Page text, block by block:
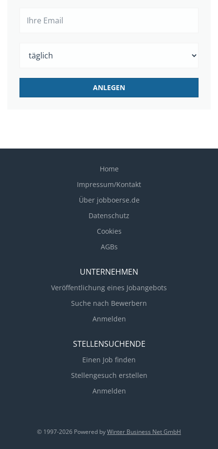
Home
Impressum/Kontakt
Über jobboerse.de
Datenschutz
Cookies
AGBs
UNTERNEHMEN
Veröffentlichung eines Jobangebots
Suche nach Bewerbern
Anmelden
STELLENSUCHENDE
Einen Job finden
Stellengesuch erstellen
Anmelden
© 1997-2026 Powered byWinter Business Net GmbH